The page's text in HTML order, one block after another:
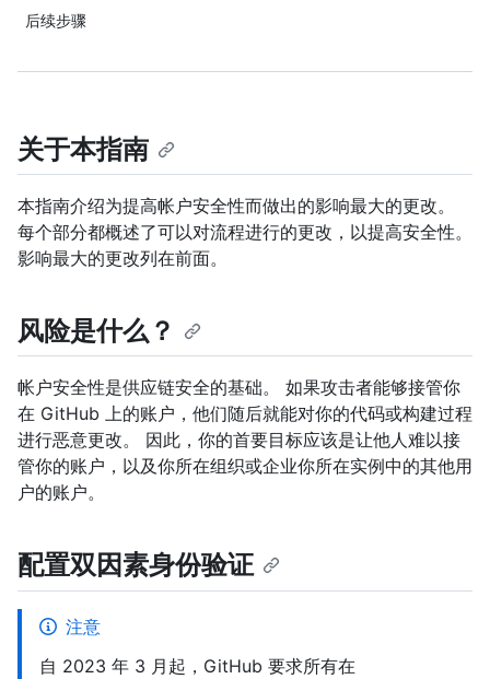
后续步骤
关于本指南
本指南介绍为提高帐户安全性而做出的影响最大的更改。
每个部分都概述了可以对流程进行的更改，以提高安全性。
影响最大的更改列在前面。
风险是什么？
帐户安全性是供应链安全的基础。 如果攻击者能够接管你
在 GitHub 上的账户，他们随后就能对你的代码或构建过程
进行恶意更改。 因此，你的首要目标应该是让他人难以接
管你的账户，以及你所在组织或企业你所在实例中的其他用
户的账户。
配置双因素身份验证
注意
自 2023 年 3 月起，GitHub 要求所有在